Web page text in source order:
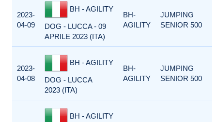
2023-
04-09
BH - AGILITY
DOG - LUCCA - 09
APRILE 2023 (ITA)
BH-
AGILITY
JUMPING
SENIOR 500
2023-
04-08
BH - AGILITY
DOG - LUCCA
2023 (ITA)
BH-
AGILITY
JUMPING
SENIOR 500
BH - AGILITY